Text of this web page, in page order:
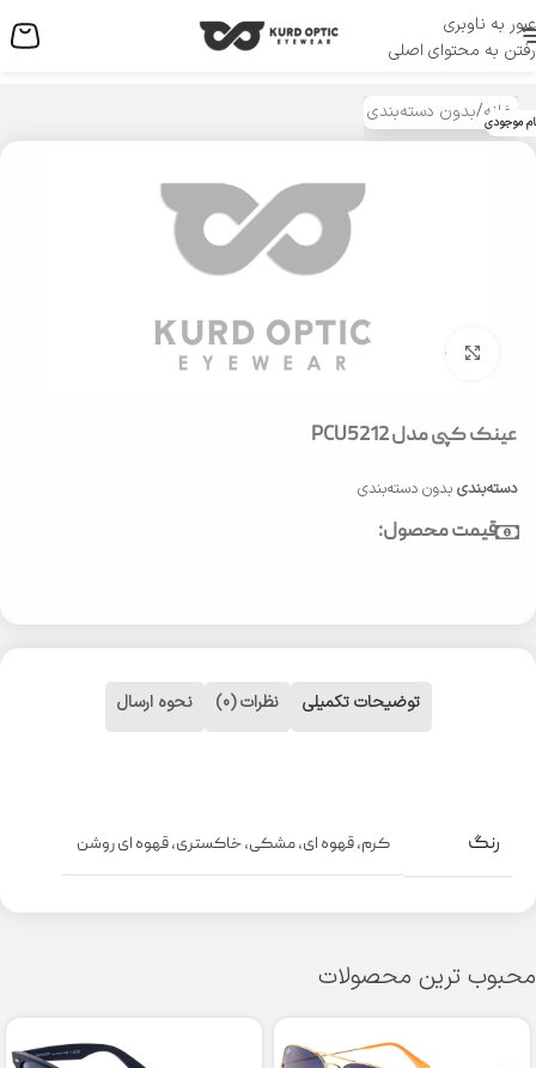
عبور به ناوبری
رفتن به محتوای اصلی
منو
خانه/بدون دسته‌بندی موجودی
بزرگنمایی تصویر
عینک کپی مدل PCU5212
دسته‌بندی بدون دسته‌بندی
قیمت محصول:
توضیحات تکمیلی نظرات (0) نحوه ارسال
رنگ کرم,قهوه ای,مشکی,خاکستری,قهوه ای روشن
محبوب ترین محصولات